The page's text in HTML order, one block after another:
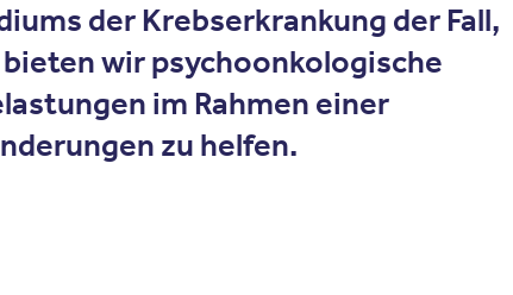
der Krebserkrankung der Fall,
wir psychoonkologische
im Rahmen einer
zu helfen.